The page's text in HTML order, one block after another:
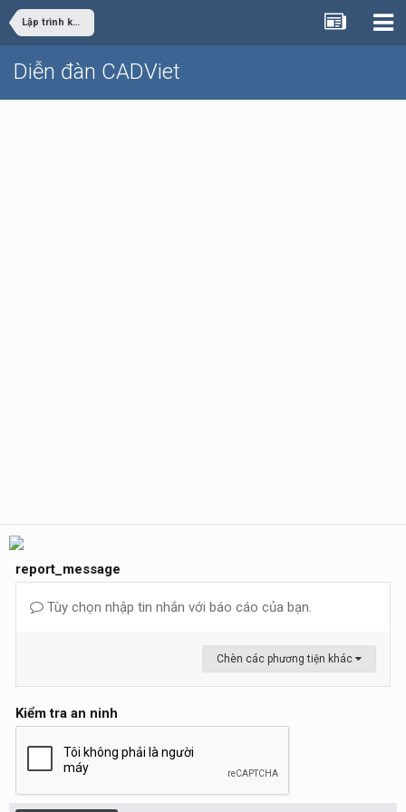
Lập trình khác
Diễn đàn CADViet
report_message
Tùy chọn nhập tin nhắn với báo cáo của bạn.
Chèn các phương tiện khác
Kiểm tra an ninh